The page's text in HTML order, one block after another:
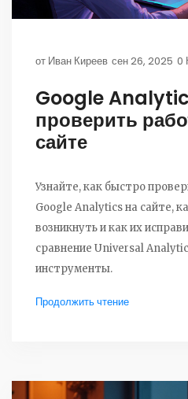
от Иван Киреев сен 26, 2025 0
Google
проверить
сайте
Узнайте, как быстро
Google Analytics на сайте,
возникнуть и как их
сравнение Universal
инструменты.
Продолжить чтение